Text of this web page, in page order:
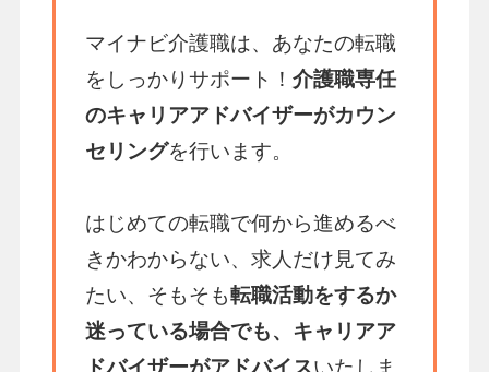
マイナビ介護職は、あなたの転職
をしっかりサポート！ 介護職専任
のキャリアアドバイザーがカウン
セリングを行います。
はじめての転職で何から進めるべ
きかわからない、求人だけ見てみ
たい、そもそも転職活動をするか
迷っている場合でも、キャリアア